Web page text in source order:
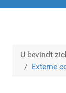
U bevindt
Externe